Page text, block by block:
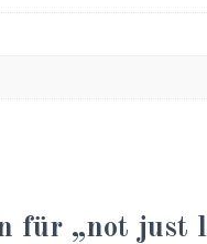
für „not just